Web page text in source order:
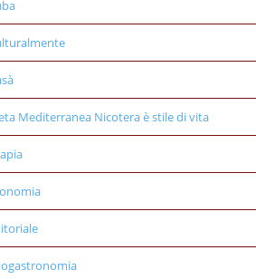
Mediterranea Nicotera è stile di vita